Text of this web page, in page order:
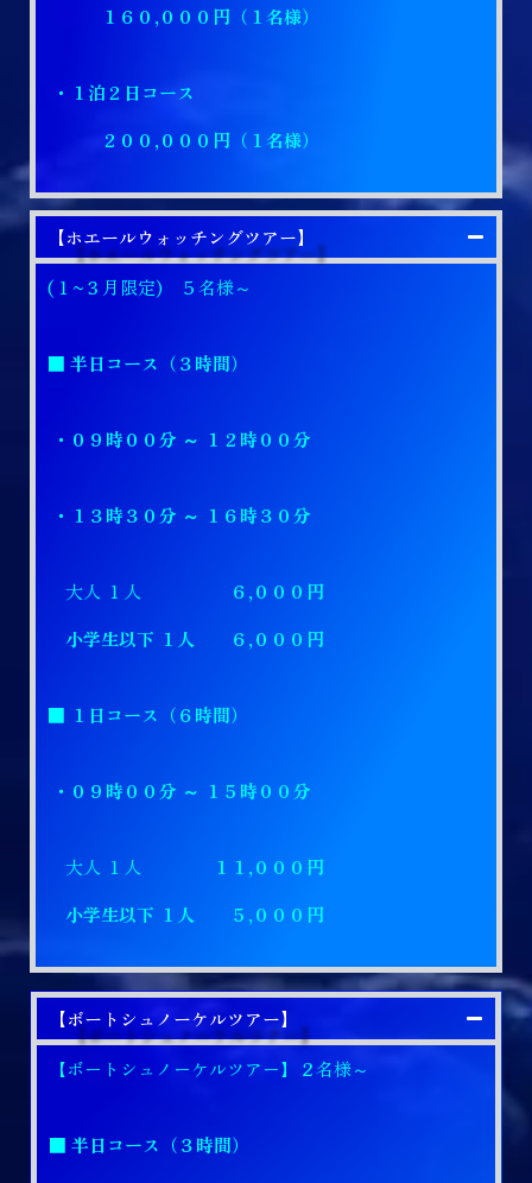
１６０,０００円（１名様）
・１泊２日コース
２００,０００円（１名様）
【ホエールウォッチングツアー】
(１~３月限定) ５名様～
■ 半日コース（３時間）
・０９時００分 ～ １２時００分
・１３時３０分 ～ １６時３０分
大人 １人
６,０００円
小学生以下 １人 ６,０００円
■ １日コース（６時間）
・０９時００分 ～ １５時００分
大人 １人
１１,０００円
小学生以下 １人 ５,０００円
【ボートシュノーケルツアー】
【ボートシュノーケルツアー】２名様～
■ 半日コース（３時間）